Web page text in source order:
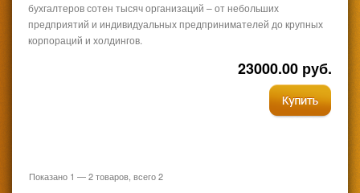
бухгалтеров сотен тысяч организаций – от небольших
предприятий и индивидуальных предпринимателей до крупных
корпораций и холдингов.
23000.00 руб.
Показано 1 —2товаров, всего2